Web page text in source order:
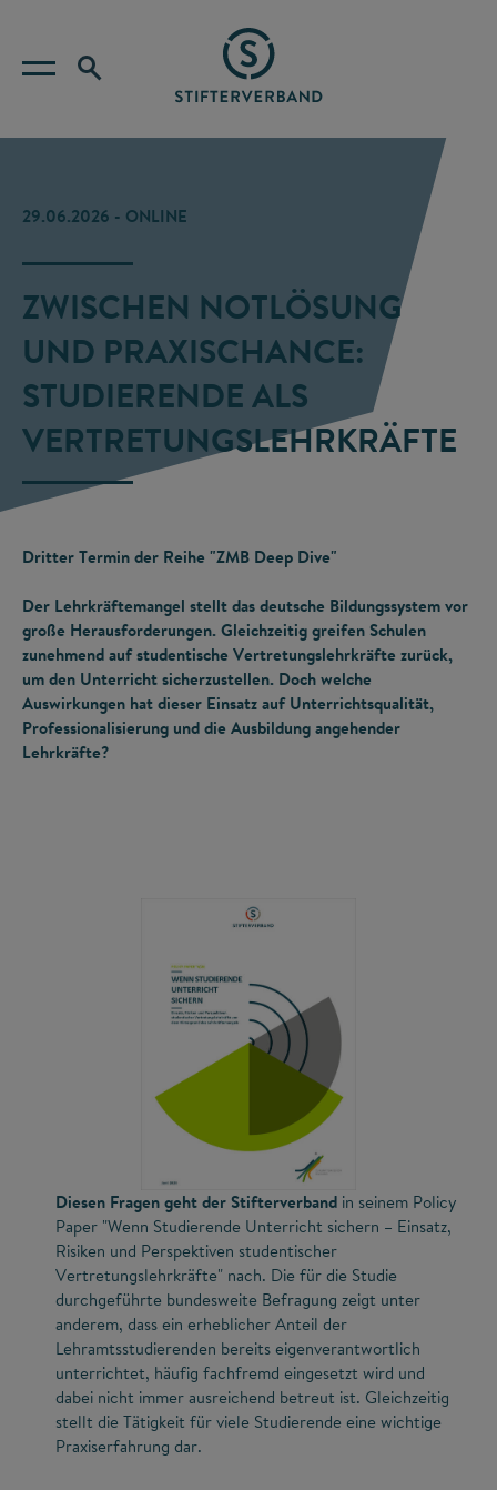
29.06.2026 - ONLINE
ZWISCHEN NOTLÖSUNG
UND PRAXISCHANCE:
STUDIERENDE ALS
VERTRETUNGSLEHRKRÄFTE
Dritter Termin der Reihe "ZMB Deep Dive"
Der Lehrkräftemangel stellt das deutsche Bildungssystem vor
große Herausforderungen. Gleichzeitig greifen Schulen
zunehmend auf studentische Vertretungslehrkräfte zurück,
um den Unterricht sicherzustellen. Doch welche
Auswirkungen hat dieser Einsatz auf Unterrichtsqualität,
Professionalisierung und die Ausbildung angehender
Lehrkräfte?
Diesen Fragen geht der Stifterverband in seinem Policy
Paper "Wenn Studierende Unterricht sichern – Einsatz,
Risiken und Perspektiven studentischer
Vertretungslehrkräfte" nach. Die für die Studie
durchgeführte bundesweite Befragung zeigt unter
anderem, dass ein erheblicher Anteil der
Lehramtsstudierenden bereits eigenverantwortlich
unterrichtet, häufig fachfremd eingesetzt wird und
dabei nicht immer ausreichend betreut ist. Gleichzeitig
stellt die Tätigkeit für viele Studierende eine wichtige
Praxiserfahrung dar.